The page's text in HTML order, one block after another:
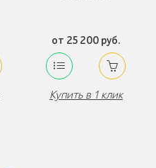
от 25 200 руб.
Купить в 1 клик